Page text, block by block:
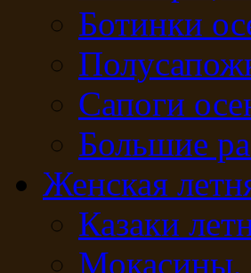
Ботинки
Сапоги
Большие
Женская
Казаки
Мокасины,